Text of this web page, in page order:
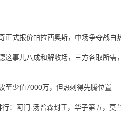
正式报价帕拉西奥斯，中场争夺战白热化
这事儿八成和解收场，三方各取所需，交
至少值7000万，但热刺得先腾位置
行：阿门-汤普森封王，华子第五，莫兰特